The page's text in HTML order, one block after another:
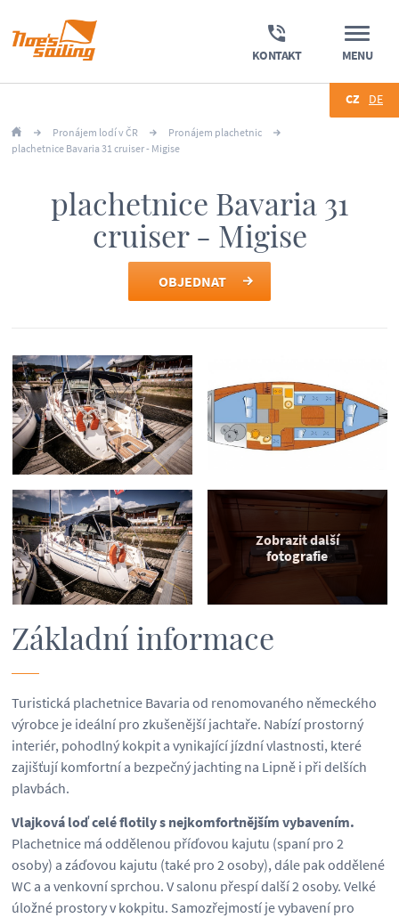
KONTAKT MENU
CZ DE
Pronájem lodí v ČR
Pronájem plachetnic
plachetnice Bavaria 31 cruiser - Migise
plachetnice Bavaria 31
cruiser - Migise
OBJEDNAT
Zobrazit další
fotografie
Základní informace
Turistická plachetnice Bavaria od renomovaného německého
výrobce je ideální pro zkušenější jachtaře. Nabízí prostorný
interiér, pohodlný kokpit a vynikající jízdní vlastnosti, které
zajišťují komfortní a bezpečný jachting na Lipně i při delších
plavbách.
Vlajková loď celé flotily s nejkomfortnějším vybavením.
Plachetnice má oddělenou příďovou kajutu (spaní pro 2
osoby) a záďovou kajutu (také pro 2 osoby), dále pak oddělené
WC a a venkovní sprchou. V salonu přespí další 2 osoby. Velké
úložné prostory v kokpitu. Samozřejmostí je vybavení pro